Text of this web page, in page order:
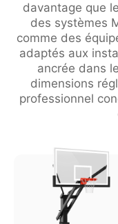
davantage que
des systèmes
comme des
adaptés aux
ancrée dans
dimensions
professionnel